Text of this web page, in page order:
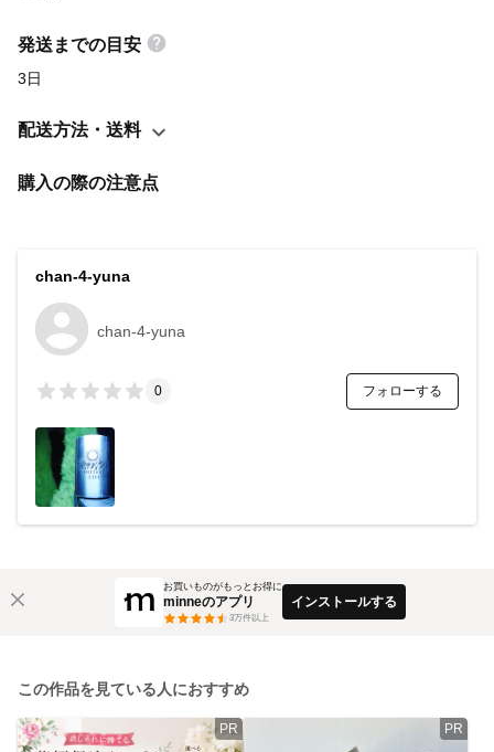
発送までの目安
3日
配送方法・送料
購入の際の注意点
chan-4-yuna
chan-4-yuna
0 フォローする
お買いものがもっとお得に
minneのアプリ
3万件以上
インストールする
この作品を見ている人におすすめ
PR PR